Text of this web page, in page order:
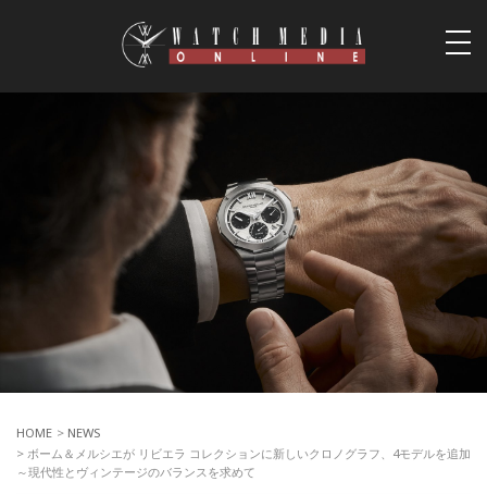
HOME > NEWS
> ボーム＆メルシエが リビエラ コレクションに新しいクロノグラフ、4モデルを追加
～現代性とヴィンテージのバランスを求めて